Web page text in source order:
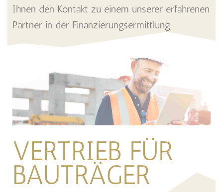
Ihnen den Kontakt zu einem unserer erfahrenen
Partner in der Finanzierungsermittlung.
VERTRIEB FÜR
BAUTRÄGER